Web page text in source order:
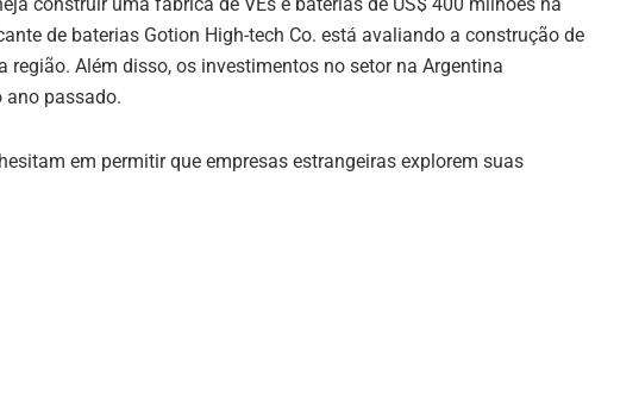
de baterias Gotion High-tech Co. está avaliando a construção de
região. Além disso, os investimentos no setor na Argentina
ano passado.
em permitir que empresas estrangeiras explorem suas